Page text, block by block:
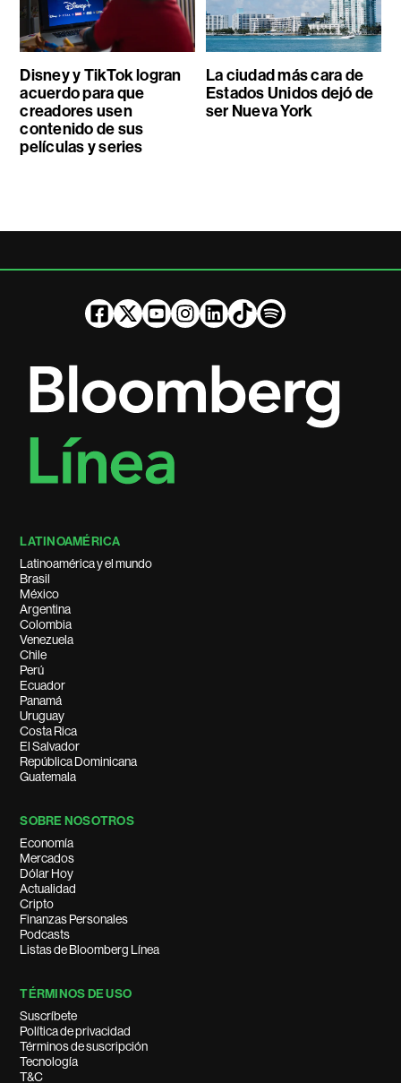
Disney y TikTok logran
acuerdo para que
creadores usen
contenido de sus
películas y series
La ciudad más cara de
Estados Unidos dejó de
ser Nueva York
LATINOAMÉRICA
Latinoamérica y el mundo
Brasil
México
Argentina
Colombia
Venezuela
Chile
Perú
Ecuador
Panamá
Uruguay
Costa Rica
El Salvador
República Dominicana
Guatemala
SOBRE NOSOTROS
Economía
Mercados
Dólar Hoy
Actualidad
Cripto
Finanzas Personales
Podcasts
Listas de Bloomberg Línea
TÉRMINOS DE USO
Suscríbete
Política de privacidad
Términos de suscripción
Tecnología
T&C